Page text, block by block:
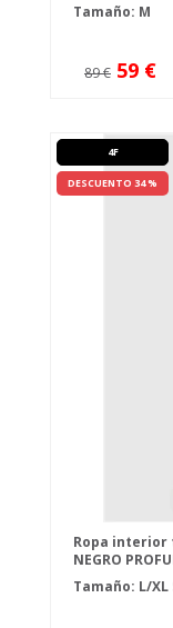
Tamaño: M
89 € 59 €
4F
DESCUENTO 34 %
Ropa interior
NEGRO
Tamaño: L/XL